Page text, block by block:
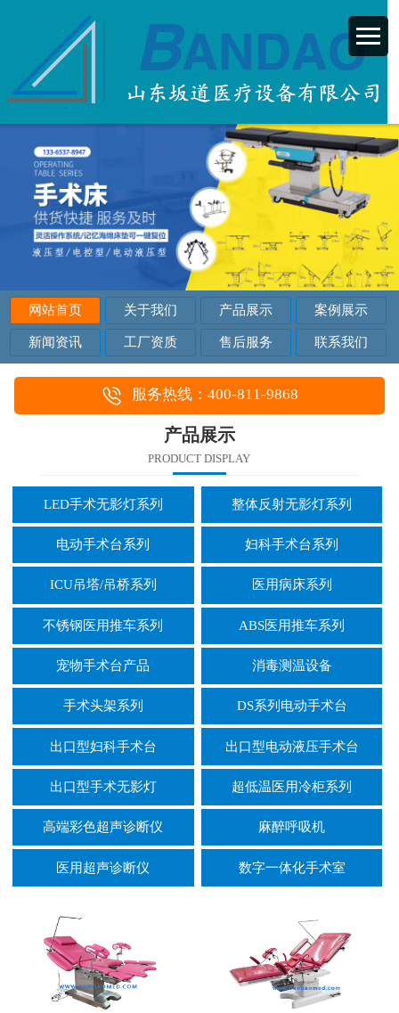
网站首页 关于我们 产品展示 案例展示
新闻资讯 工厂资质 售后服务 联系我们
服务热线：400-811-9868
产品展示
PRODUCT DISPLAY
LED手术无影灯系列 整体反射无影灯系列
电动手术台系列 妇科手术台系列
ICU吊塔/吊桥系列 医用病床系列
不锈钢医用推车系列 ABS医用推车系列
宠物手术台产品 消毒测温设备
手术头架系列 DS系列电动手术台
出口型妇科手术台 出口型电动液压手术台
出口型手术无影灯 超低温医用冷柜系列
高端彩色超声诊断仪 麻醉呼吸机
医用超声诊断仪 数字一体化手术室